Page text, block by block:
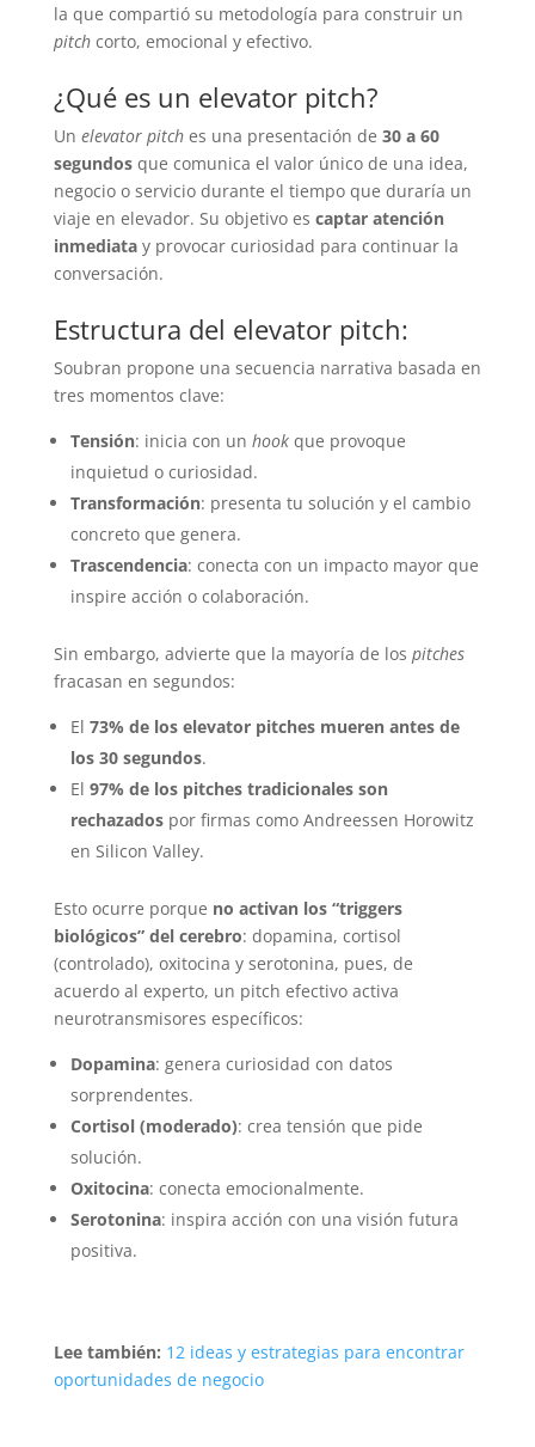
la que compartió su metodología para construir un
pitchcorto, emocional y efectivo.
¿Qué es un elevator pitch?
Un elevator pitches una presentación de 30 a 60
segundosque comunica el valor único de una idea,
negocio o servicio durante el tiempo que duraría un
viaje en elevador. Su objetivo es captar atención
inmediatay provocar curiosidad para continuar la
conversación.
Estructura del elevator pitch:
Soubran propone una secuencia narrativa basada en
tres momentos clave:
Tensión: inicia con un hookque provoque
inquietud o curiosidad.
Transformación: presenta tu solución y el cambio
concreto que genera.
Trascendencia: conecta con un impacto mayor que
inspire acción o colaboración.
Sin embargo, advierte que la mayoría de los pitches
fracasan en segundos:
El 73% de los elevator pitches mueren antes de
los 30 segundos.
El 97% de los pitches tradicionales son
rechazadospor firmas como Andreessen Horowitz
en Silicon Valley.
Esto ocurre porque no activan los “triggers
biológicos” del cerebro: dopamina, cortisol
(controlado), oxitocina y serotonina, pues, de
acuerdo al experto, un pitch efectivo activa
neurotransmisores específicos:
Dopamina: genera curiosidad con datos
sorprendentes.
Cortisol (moderado): crea tensión que pide
solución.
Oxitocina: conecta emocionalmente.
Serotonina: inspira acción con una visión futura
positiva.
Lee también: 12 ideas y estrategias para encontrar
oportunidades de negocio